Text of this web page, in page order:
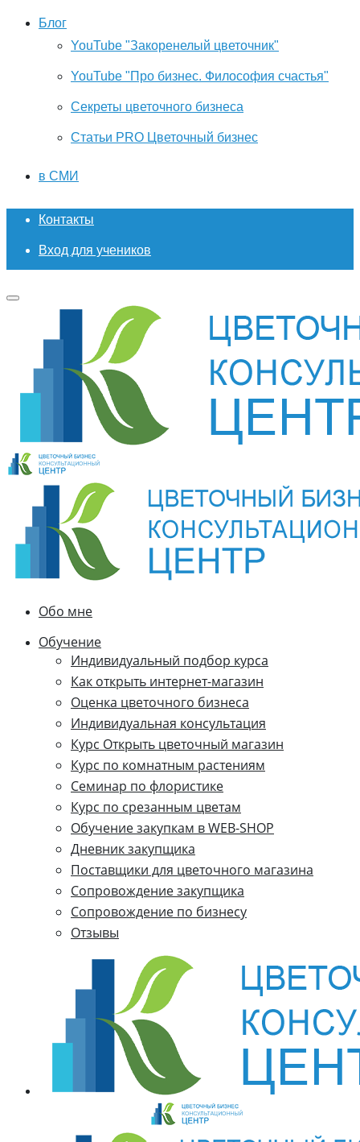
Блог
YouTube "Закоренелый цветочник"
YouTube "Про бизнес. Философия счастья"
Секреты цветочного бизнеса
Статьи PRO Цветочный бизнес
в СМИ
Контакты
Вход для учеников
Обо мне
Обучение
Индивидуальный подбор курса
Как открыть интернет-магазин
Оценка цветочного бизнеса
Индивидуальная консультация
Курс Открыть цветочный магазин
Курс по комнатным растениям
Семинар по флористике
Курс по срезанным цветам
Обучение закупкам в WEB-SHOP
Дневник закупщика
Поставщики для цветочного магазина
Сопровождение закупщика
Cопровождение по бизнесу
Отзывы